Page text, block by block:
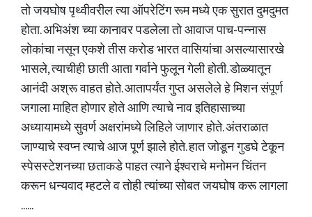
तो जयघोष पृथ्वीवरील त्या ऑपरेटिंग रूम मध्ये एक सुरात दुमदुमत
होता. अभिअंश च्या कानावर पडलेला तो आवाज पाच-पन्नास
लोकांचा नसून एकशे तीस करोड भारत वासियांचा असल्यासारखे
भासले, त्याचीही छाती आता गर्वाने फुलून गेली होती. डोळ्यातून
आनंदी अश्रू वाहत होते. आतापर्यंत गुप्त असलेले हे मिशन संपूर्ण
जगाला माहित होणार होते आणि त्याचे नाव इतिहासाच्या
अध्यायामध्ये सुवर्ण अक्षरांमध्ये लिहिले जाणार होते. अंतराळात
जाण्याचे स्वप्न त्याचे आज पूर्ण झाले होते. हात जोडून गुडघे टेकून
स्पेसस्टेशनच्या छताकडे पाहत त्याने ईश्वराचे मनोमन चिंतन
करून धन्यवाद म्हटले व तोही त्यांच्या सोबत जयघोष करू लागला
......